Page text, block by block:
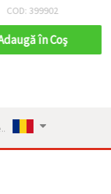
COD: 399902
în Coş